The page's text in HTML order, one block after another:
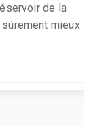
de la
mieux